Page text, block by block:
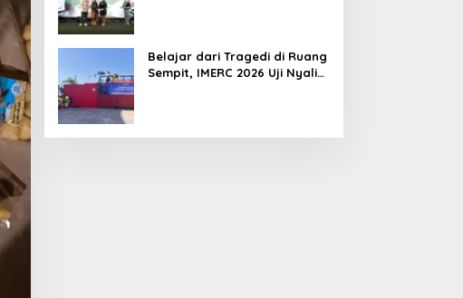
Belajar dari Tragedi di Ruang
Sempit, IMERC 2026 Uji Nyali